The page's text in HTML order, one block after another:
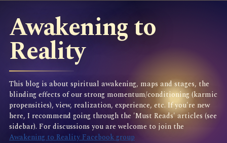
Awakening to
Reality
This blog is about spiritual awakening, maps and stages, the
blinding effects of our strong momentum/conditioning (karmic
propensities), view, realization, experience, etc. If you're new
here, I recommend going through the 'Must Reads' articles (see
sidebar). For discussions you are welcome to join the
Awakening to Reality Facebook group